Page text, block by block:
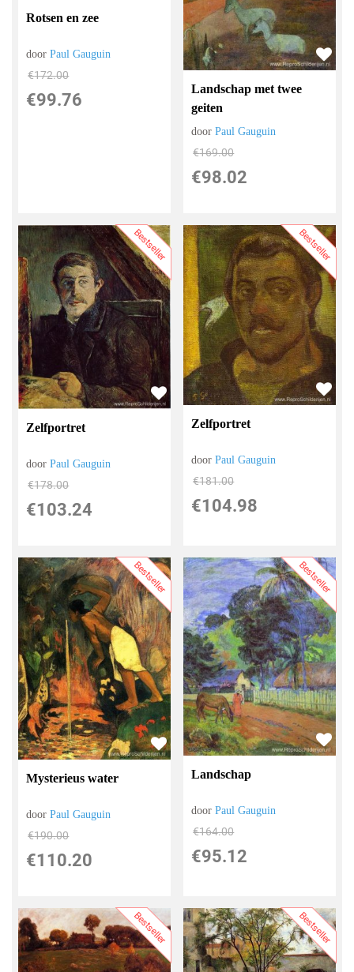
Rotsen en zee
doorPaul Gauguin
€172.00
€99.76
Landschap met twee
geiten
doorPaul Gauguin
€169.00
€98.02
Bestseller
Zelfportret
doorPaul Gauguin
€178.00
€103.24
Bestseller
Zelfportret
doorPaul Gauguin
€181.00
€104.98
Bestseller
Mysterieus water
doorPaul Gauguin
€190.00
€110.20
Bestseller
Landschap
doorPaul Gauguin
€164.00
€95.12
Bestseller Bestseller